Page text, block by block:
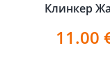
Клинкер
11.00